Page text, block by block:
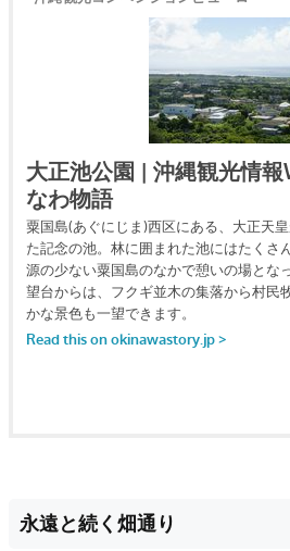
永遠と続く畑通り